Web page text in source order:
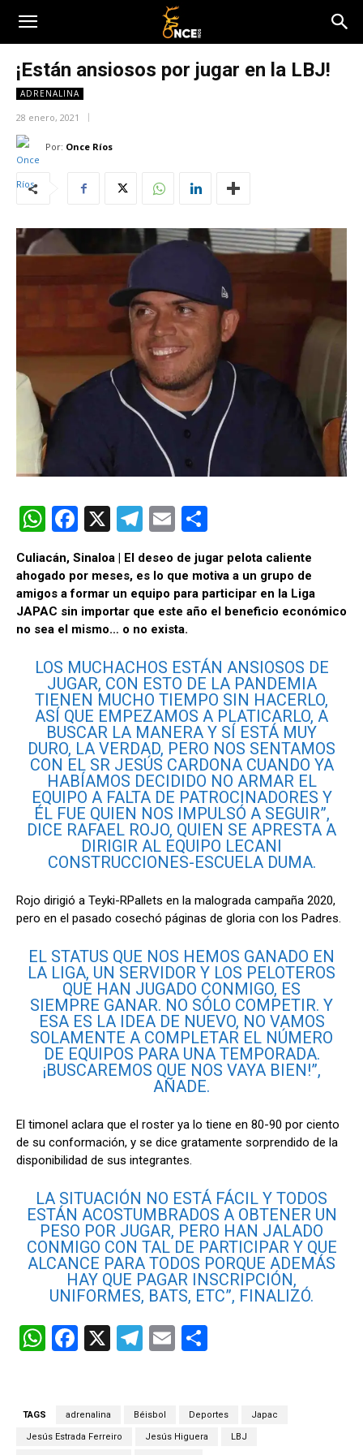
¡Están ansiosos por jugar en la LBJ!
ADRENALINA
28 enero, 2021
Por: Once Ríos
W
h
at
s
A
p
F
a
ce
b
o
k
X
T
el
e
gr
a
E
m
ail m
p
ar
Culiacán, Sinaloa | El deseo de jugar pelota caliente
ahogado por meses, es lo que motiva a un grupo de
amigos a formar un equipo para participar en la Liga
JAPAC sin importar que este año el beneficio económico
no sea el mismo… o no exista.
LOS MUCHACHOS ESTÁN ANSIOSOS DE
JUGAR, CON ESTO DE LA PANDEMIA
TIENEN MUCHO TIEMPO SIN HACERLO,
ASÍ QUE EMPEZAMOS A PLATICARLO, A
BUSCAR LA MANERA Y SÍ ESTÁ MUY
DURO, LA VERDAD, PERO NOS SENTAMOS
CON EL SR JESÚS CARDONA CUANDO YA
HABÍAMOS DECIDIDO NO ARMAR EL
EQUIPO A FALTA DE PATROCINADORES Y
ÉL FUE QUIEN NOS IMPULSÓ A SEGUIR”,
DICE RAFAEL ROJO, QUIEN SE APRESTA A
DIRIGIR AL EQUIPO LECANI
CONSTRUCCIONES-ESCUELA DUMA.
Rojo dirigió a Teyki-RPallets en la malograda campaña 2020,
pero en el pasado cosechó páginas de gloria con los Padres.
EL STATUS QUE NOS HEMOS GANADO EN
LA LIGA, UN SERVIDOR Y LOS PELOTEROS
QUE HAN JUGADO CONMIGO, ES
SIEMPRE GANAR. NO SÓLO COMPETIR. Y
ESA ES LA IDEA DE NUEVO, NO VAMOS
SOLAMENTE A COMPLETAR EL NÚMERO
DE EQUIPOS PARA UNA TEMPORADA.
¡BUSCAREMOS QUE NOS VAYA BIEN!”,
AÑADE.
El timonel aclara que el roster ya lo tiene en 80-90 por ciento
de su conformación, y se dice gratamente sorprendido de la
disponibilidad de sus integrantes.
LA SITUACIÓN NO ESTÁ FÁCIL Y TODOS
ESTÁN ACOSTUMBRADOS A OBTENER UN
PESO POR JUGAR, PERO HAN JALADO
CONMIGO CON TAL DE PARTICIPAR Y QUE
ALCANCE PARA TODOS PORQUE ADEMÁS
HAY QUE PAGAR INSCRIPCIÓN,
UNIFORMES, BATS, ETC”, FINALIZÓ.
W
A
F
b
o
X
T
gr
a
E
p
ar
TAGS adrenalina Béisbol Deportes Japac
Jesús Estrada Ferreiro Jesús Higuera LBJ